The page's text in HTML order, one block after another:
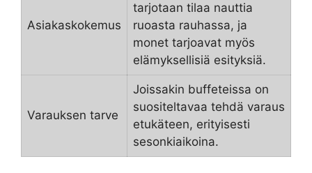
Asiakaskokemus
tarjotaan tilaa nauttia
ruoasta rauhassa, ja
monet tarjoavat myös
elämyksellisiä esityksiä.
Varauksen tarve
Joissakin buffeteissa on
suositeltavaa tehdä varaus
etukäteen, erityisesti
sesonkiaikoina.